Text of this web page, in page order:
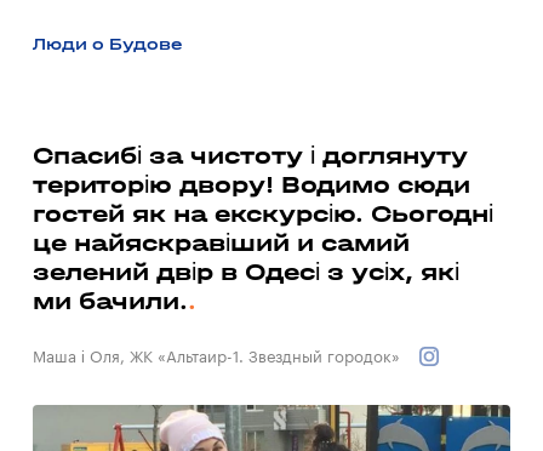
Люди о Будове
Спасибі за чистоту і доглянуту
територію двору! Водимо сюди
гостей як на екскурсію. Сьогодні
це найяскравіший и самий
зелений двір в Одесі з усіх, які
ми бачили.
Маша і Оля, ЖК «Альтаир-1. Звездный городок»